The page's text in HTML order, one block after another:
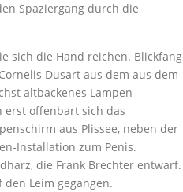
Spaziergang durch die
sich die Hand reichen. Blickfang
Dusart aus dem aus dem
altbackenes Lampen-
erst offenbart sich das
aus Plissee, neben der
Installation zum Penis.
die Frank Brechter entwarf.
Leim gegangen.